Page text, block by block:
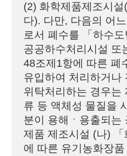
(2) 화학제품제조시
다). 다만, 다음의 어
로서 폐수를 「하수
공공하수처리시설 또
48조제1항에 따른 폐
유입하여 처리하거나
위탁처리하는 경우는
류 등 액체성 물질을
분이 용해ㆍ용출되는
제품 제조시설 (나)
에 따른 유기농화장